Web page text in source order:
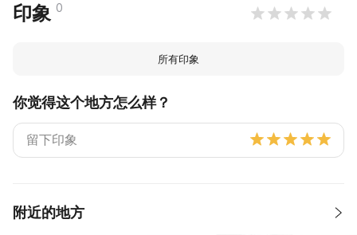
印象 0
所有印象
你觉得这个地方怎么样？
附近的地方